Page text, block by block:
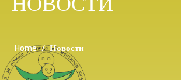
Home/Новости